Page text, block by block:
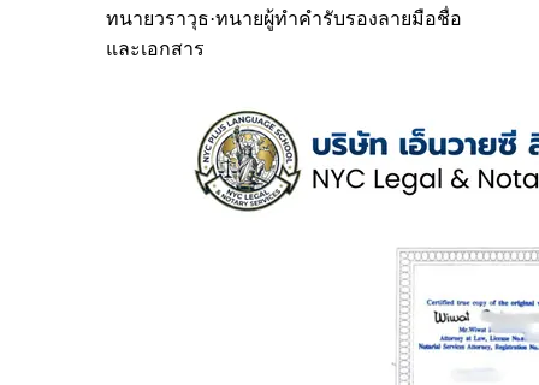
ทนายวราวุธ·ทนายผู้ทำคำรับรองลายมือชื่อ
และเอกสาร